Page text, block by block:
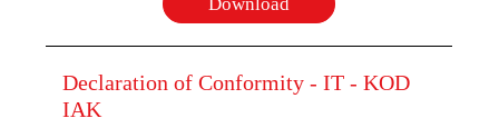
Declaration of Conformity - IT - KOD
IAK